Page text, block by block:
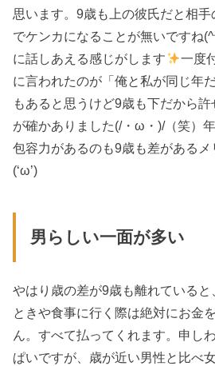
思います。9歳も上の彼氏だと相
でケンカになることが無いですね
に話しあえる感じがします
一度
に言われたのが「俺と私が同じ年
もあると思うけど9歳も下だから
が確かありました(/・ω・)/（笑）
包容力があるのも9歳も差がある
(‘ω’)
男らしい一面が多い
やはり歳の差が9歳も離れている
ときや食事に行く際は絶対にお金
ん。すべて払ってくれます。申し
ぱいですが、歳が近い男性と比べ